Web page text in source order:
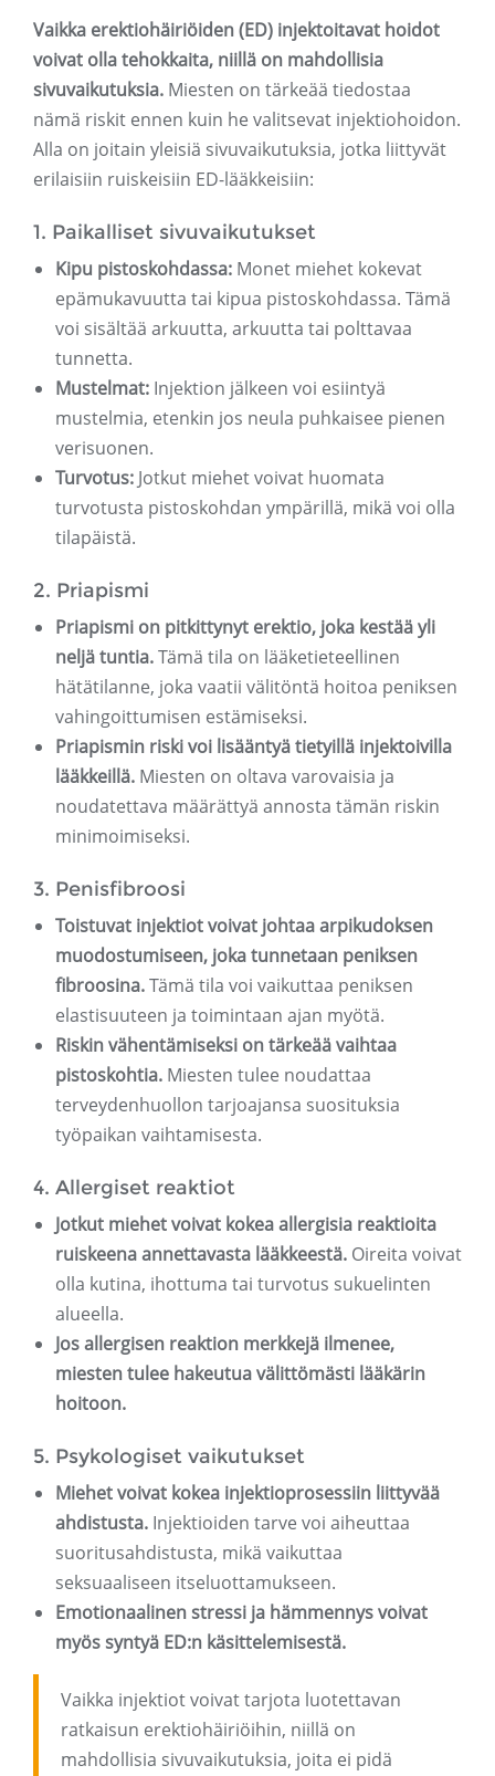
Vaikka erektiohäiriöiden (ED) injektoitavat hoidot
voivat olla tehokkaita, niillä on mahdollisia
sivuvaikutuksia. Miesten on tärkeää tiedostaa
nämä riskit ennen kuin he valitsevat injektiohoidon.
Alla on joitain yleisiä sivuvaikutuksia, jotka liittyvät
erilaisiin ruiskeisiin ED-lääkkeisiin:
1. Paikalliset sivuvaikutukset
Kipu pistoskohdassa: Monet miehet kokevat
epämukavuutta tai kipua pistoskohdassa. Tämä
voi sisältää arkuutta, arkuutta tai polttavaa
tunnetta.
Mustelmat: Injektion jälkeen voi esiintyä
mustelmia, etenkin jos neula puhkaisee pienen
verisuonen.
Turvotus: Jotkut miehet voivat huomata
turvotusta pistoskohdan ympärillä, mikä voi olla
tilapäistä.
2. Priapismi
Priapismi on pitkittynyt erektio, joka kestää yli
neljä tuntia.Tämä tila on lääketieteellinen
hätätilanne, joka vaatii välitöntä hoitoa peniksen
vahingoittumisen estämiseksi.
Priapismin riski voi lisääntyä tietyillä injektoivilla
lääkkeillä. Miesten on oltava varovaisia ​​ja
noudatettava määrättyä annosta tämän riskin
minimoimiseksi.
3. Penisfibroosi
Toistuvat injektiot voivat johtaa arpikudoksen
muodostumiseen, joka tunnetaan peniksen
fibroosina.Tämä tila voi vaikuttaa peniksen
elastisuuteen ja toimintaan ajan myötä.
Riskin vähentämiseksi on tärkeää vaihtaa
pistoskohtia. Miesten tulee noudattaa
terveydenhuollon tarjoajansa suosituksia
työpaikan vaihtamisesta.
4. Allergiset reaktiot
Jotkut miehet voivat kokea allergisia reaktioita
ruiskeena annettavasta lääkkeestä. Oireita voivat
olla kutina, ihottuma tai turvotus sukuelinten
alueella.
Jos allergisen reaktion merkkejä ilmenee,
miesten tulee hakeutua välittömästi lääkärin
hoitoon.
5. Psykologiset vaikutukset
Miehet voivat kokea injektioprosessiin liittyvää
ahdistusta. Injektioiden tarve voi aiheuttaa
suoritusahdistusta, mikä vaikuttaa
seksuaaliseen itseluottamukseen.
Emotionaalinen stressi ja hämmennys voivat
myös syntyä ED:n käsittelemisestä.
Vaikka injektiot voivat tarjota luotettavan
ratkaisun erektiohäiriöihin, niillä on
mahdollisia sivuvaikutuksia, joita ei pidä